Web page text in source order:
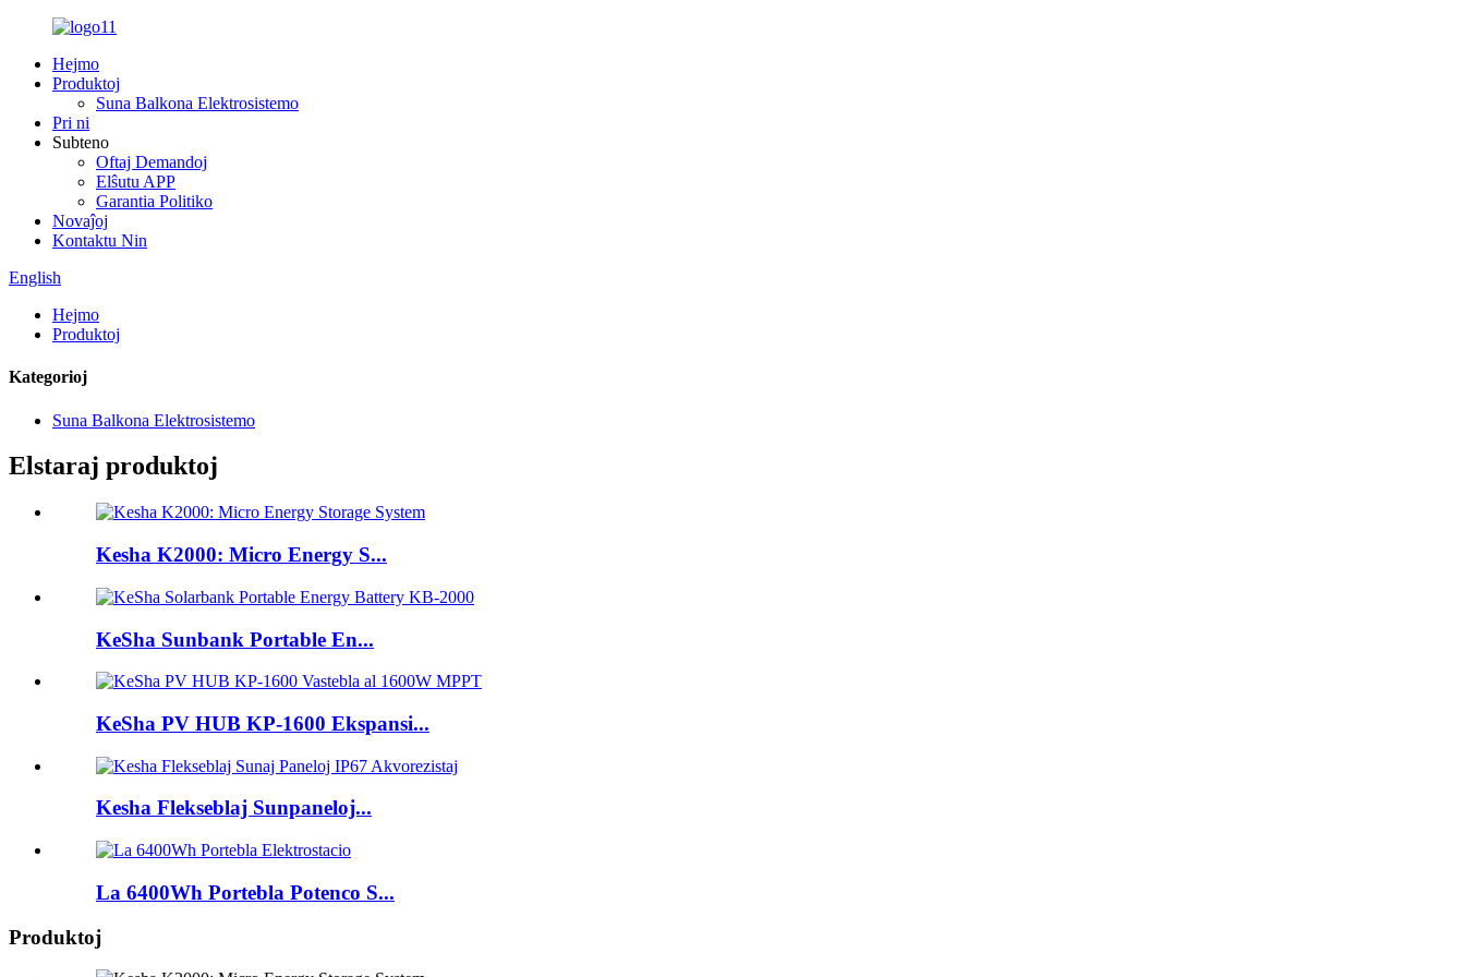
Hejmo
Produktoj
Suna Balkona Elektrosistemo
Pri ni
Subteno
Oftaj Demandoj
Elŝutu APP
Garantia Politiko
Novaĵoj
Kontaktu Nin
English
Hejmo
Produktoj
Kategorioj
Suna Balkona Elektrosistemo
Elstaraj produktoj
Kesha K2000: Micro Energy S...
KeSha Sunbank Portable En...
KeSha PV HUB KP-1600 Ekspansi...
Kesha Flekseblaj Sunpaneloj...
La 6400Wh Portebla Potenco S...
Produktoj